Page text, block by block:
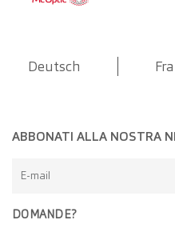
Deutsch
DOMANDE?
ABBONATI ALLA NOSTRA
E-mail